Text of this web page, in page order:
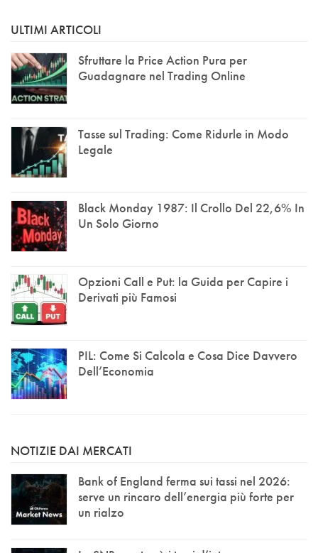
ULTIMI ARTICOLI
Sfruttare la Price Action Pura per
Guadagnare nel Trading Online
Tasse sul Trading: Come Ridurle in Modo
Legale
Black Monday 1987: Il Crollo Del 22,6% In
Un Solo Giorno
Opzioni Call e Put: la Guida per Capire i
Derivati più Famosi
PIL: Come Si Calcola e Cosa Dice Davvero
Dell’Economia
NOTIZIE DAI MERCATI
Bank of England ferma sui tassi nel 2026:
serve un rincaro dell’energia più forte per
un rialzo